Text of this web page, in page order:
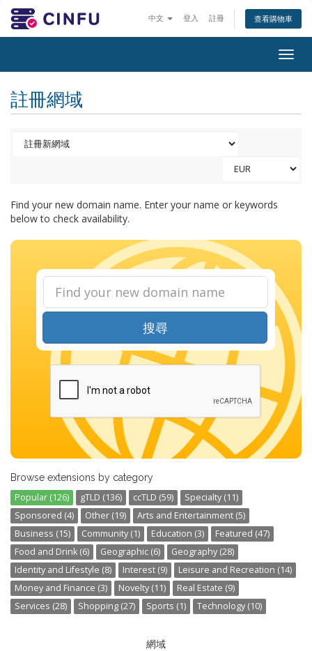
中文 登入 註冊 查看購物車
註冊網域
Find your new domain name. Enter your name or keywords
below to check availability.
搜尋
Browse extensions by category
Popular (126) gTLD (136) ccTLD (59)
Specialty (11)
Sponsored (4)
Other (19)
Arts and Entertainment (5)
Business (15)
Community (1) Education (3)
Featured (47)
Food and Drink (6)
Geographic (6)
Geography (28)
Identity and Lifestyle (8)
Interest (9)
Leisure and Recreation (14)
Money and Finance (3)
Novelty (11)
Real Estate (9)
Services (28)
Shopping (27) Sports (1) Technology (10)
網域